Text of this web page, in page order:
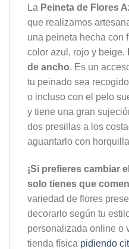
La Peineta de Flores
que realizamos
una peineta hecha con
color azul, rojo y beige.
de ancho. Es un
tu peinado sea
o incluso con el pelo
y tiene una gran
dos presillas a los
aguantarlo con
¡Si prefieres cambiar
solo tienes que
variedad de flores
decorarlo según tu
personalizada online o
tienda física pidiendo